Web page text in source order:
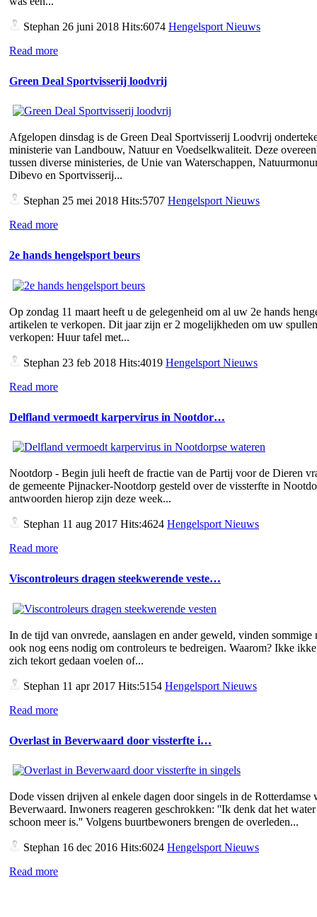
Stephan 26 juni 2018 Hits:6074 Hengelsport Nieuws
Read more
Green Deal Sportvisserij loodvrij
Afgelopen dinsdag is de Green Deal Sportvisserij Loodvrij
ministerie van Landbouw, Natuur en Voedselkwaliteit. Deze
tussen diverse ministeries, de Unie van Waterschappen,
Dibevo en Sportvisserij...
Stephan 25 mei 2018 Hits:5707 Hengelsport Nieuws
Read more
2e hands hengelsport beurs
Op zondag 11 maart heeft u de gelegenheid om al uw 2e hands
artikelen te verkopen. Dit jaar zijn er 2 mogelijkheden om uw
verkopen: Huur tafel met...
Stephan 23 feb 2018 Hits:4019 Hengelsport Nieuws
Read more
Delfland vermoedt karpervirus in Nootdor…
Nootdorp - Begin juli heeft de fractie van de Partij voor de Dieren
de gemeente Pijnacker-Nootdorp gesteld over de vissterfte in
antwoorden hierop zijn deze week...
Stephan 11 aug 2017 Hits:4624 Hengelsport Nieuws
Read more
Viscontroleurs dragen steekwerende veste…
In de tijd van onvrede, aanslagen en ander geweld, vinden sommige
ook nog eens nodig om controleurs te bedreigen. Waarom? Ikke
zich tekort gedaan voelen of...
Stephan 11 apr 2017 Hits:5154 Hengelsport Nieuws
Read more
Overlast in Beverwaard door vissterfte i…
Dode vissen drijven al enkele dagen door singels in de Rotterdamse
Beverwaard. Inwoners reageren geschrokken: ''Ik denk dat het
schoon meer is.'' Volgens buurtbewoners brengen de overleden...
Stephan 16 dec 2016 Hits:6024 Hengelsport Nieuws
Read more